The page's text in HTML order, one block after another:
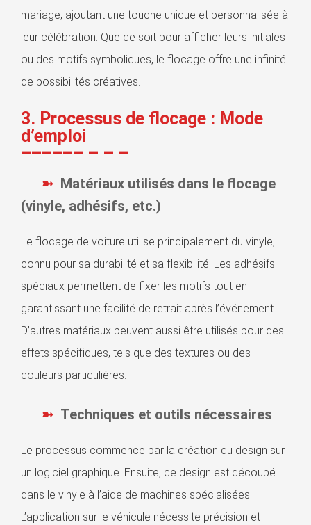
mariage, ajoutant une touche unique et personnalisée à
leur célébration. Que ce soit pour afficher leurs initiales
ou des motifs symboliques, le flocage offre une infinité
de possibilités créatives.
3. Processus de flocage : Mode
d’emploi
Matériaux utilisés dans le flocage
(vinyle, adhésifs, etc.)
Le flocage de voiture utilise principalement du vinyle,
connu pour sa durabilité et sa flexibilité. Les adhésifs
spéciaux permettent de fixer les motifs tout en
garantissant une facilité de retrait après l’événement.
D’autres matériaux peuvent aussi être utilisés pour des
effets spécifiques, tels que des textures ou des
couleurs particulières.
Techniques et outils nécessaires
Le processus commence par la création du design sur
un logiciel graphique. Ensuite, ce design est découpé
dans le vinyle à l’aide de machines spécialisées.
L’application sur le véhicule nécessite précision et